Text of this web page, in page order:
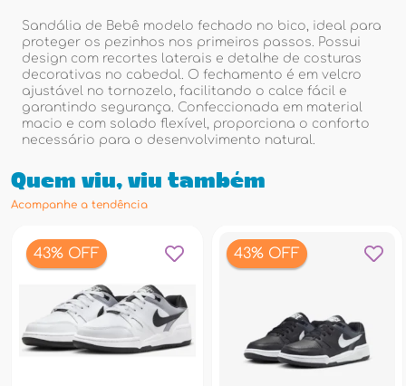
Sandália de Bebê modelo fechado no bico, ideal para
proteger os pezinhos nos primeiros passos. Possui
design com recortes laterais e detalhe de costuras
decorativas no cabedal. O fechamento é em velcro
ajustável no tornozelo, facilitando o calce fácil e
garantindo segurança. Confeccionada em material
macio e com solado flexível, proporciona o conforto
necessário para o desenvolvimento natural.
Quem viu, viu também
Acompanhe a tendência
43% OFF 43% OFF